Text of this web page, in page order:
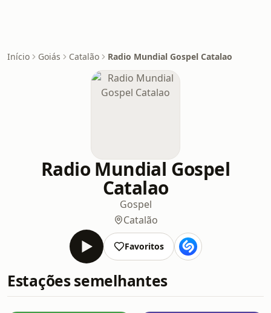
Início Goiás Catalão Radio Mundial Gospel Catalao
Radio Mundial Gospel
Catalao
Gospel
Catalão
Favoritos
Estações semelhantes